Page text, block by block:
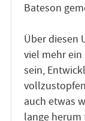
Bateson
Über diesen
viel mehr
sein,
auch etwas
lange